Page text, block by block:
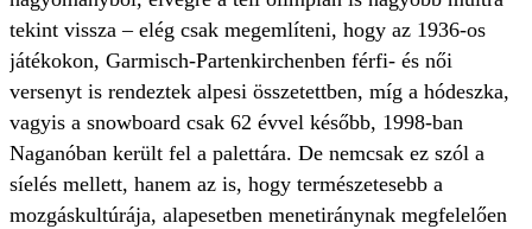
tekint vissza – elég csak megemlíteni, hogy az 1936-os
játékokon, Garmisch-Partenkirchenben férfi- és női
versenyt is rendeztek alpesi összetettben, míg a hódeszka,
vagyis a snowboard csak 62 évvel később, 1998-ban
Naganóban került fel a palettára. De nemcsak ez szól a
síelés mellett, hanem az is, hogy természetesebb a
mozgáskultúrája, alapesetben menetiránynak megfelelően